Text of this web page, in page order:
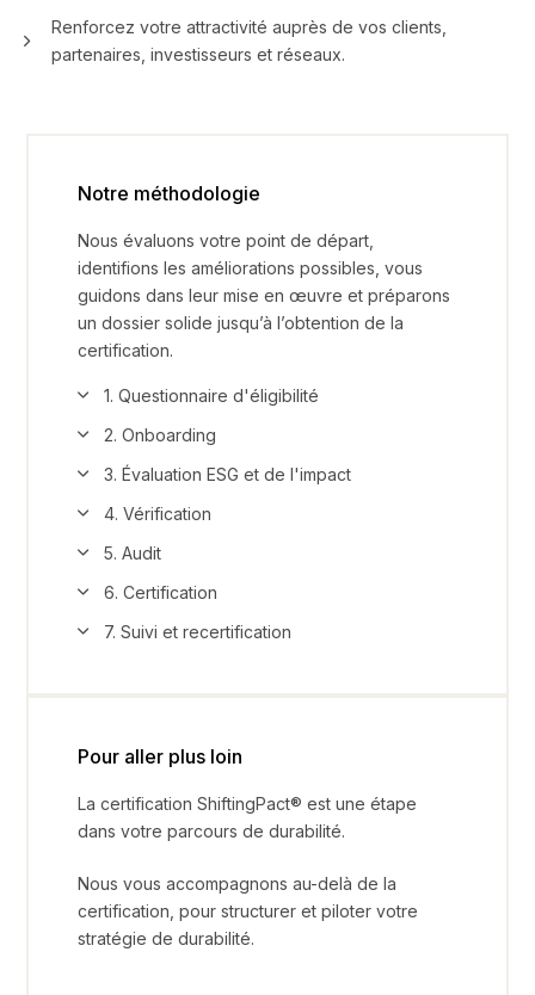
Renforcez votre attractivité auprès de vos clients,
partenaires, investisseurs et réseaux.
Notre méthodologie
Nous évaluons votre point de départ,
identifions les améliorations possibles, vous
guidons dans leur mise en œuvre et préparons
un dossier solide jusqu’à l’obtention de la
certification.
1. Questionnaire d'éligibilité
2. Onboarding
3. Évaluation ESG et de l'impact
4. Vérification
5. Audit
6. Certification
7. Suivi et recertification
Pour aller plus loin
La certification ShiftingPact® est une étape
dans votre parcours de durabilité.
Nous vous accompagnons au-delà de la
certification, pour structurer et piloter votre
stratégie de durabilité.